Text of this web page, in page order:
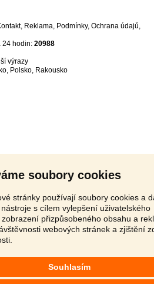
soubory cookies
stránky používají soubory cookies a
s cílem vylepšení uživatelského
přizpůsobeného obsahu a
webových stránek a zjištění
Souhlasím
, Reklama, Podmínky, Ochrana údajů,
24 hodin: 20988
výrazy
, Polsko, Rakousko